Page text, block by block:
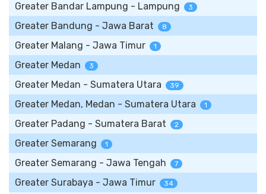
Greater Bandar Lampung - Lampung 3
Greater Bandung - Jawa Barat 8
Greater Malang - Jawa Timur 1
Greater Medan 3
Greater Medan - Sumatera Utara 39
Greater Medan, Medan - Sumatera Utara 1
Greater Padang - Sumatera Barat 2
Greater Semarang 1
Greater Semarang - Jawa Tengah 7
Greater Surabaya - Jawa Timur 34